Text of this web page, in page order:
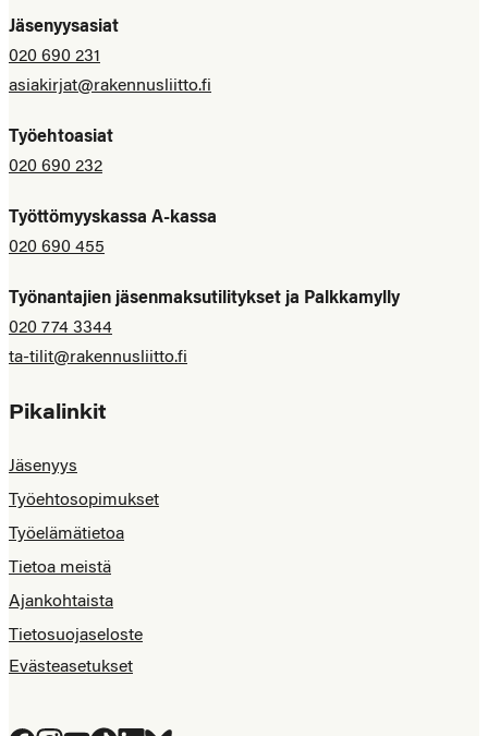
Jäsenyysasiat
020 690 231
asiakirjat@rakennusliitto.fi
Työehtoasiat
020 690 232
Työttömyyskassa A-kassa
020 690 455
Työnantajien jäsenmaksutilitykset ja Palkkamylly
020 774 3344
ta-tilit@rakennusliitto.fi
Pikalinkit
Jäsenyys
Työehtosopimukset
Työelämätietoa
Tietoa meistä
Ajankohtaista
Tietosuojaseloste
Evästeasetukset